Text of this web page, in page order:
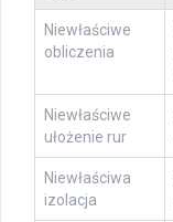
Niewłaściwe
obliczenia
Niewłaściwe
ułożenie rur
Niewłaściwa
izolacja